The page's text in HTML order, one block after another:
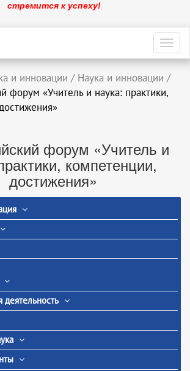
стремится к успеху!
и инновации / Наука и инновации /
форум «Учитель и наука: практики,
форум «Учитель и
компетенции,
достижения»